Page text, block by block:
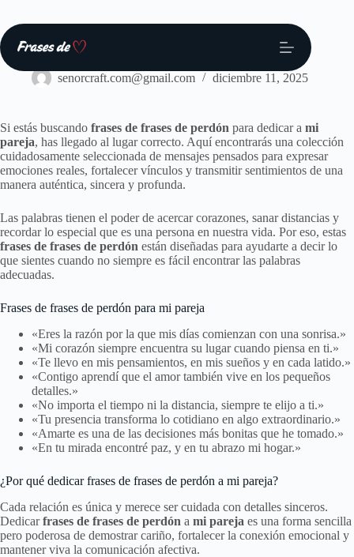
contenido
Frases
senorcraft.com@gmail.com diciembre 11, 2025
Si estás buscando frases de frases de perdón para dedicar a mi
pareja, has llegado al lugar correcto. Aquí encontrarás una colección
cuidadosamente seleccionada de mensajes pensados para expresar
emociones reales, fortalecer vínculos y transmitir sentimientos de una
manera auténtica, sincera y profunda.
Las palabras tienen el poder de acercar corazones, sanar distancias y
recordar lo especial que es una persona en nuestra vida. Por eso, estas
frases de frases de perdón están diseñadas para ayudarte a decir lo
que sientes cuando no siempre es fácil encontrar las palabras
adecuadas.
Frases de frases de perdón para mi pareja
«Eres la razón por la que mis días comienzan con una sonrisa.»
«Mi corazón siempre encuentra su lugar cuando piensa en ti.»
«Te llevo en mis pensamientos, en mis sueños y en cada latido.»
«Contigo aprendí que el amor también vive en los pequeños
detalles.»
«No importa el tiempo ni la distancia, siempre te elijo a ti.»
«Tu presencia transforma lo cotidiano en algo extraordinario.»
«Amarte es una de las decisiones más bonitas que he tomado.»
«En tu mirada encontré paz, y en tu abrazo mi hogar.»
¿Por qué dedicar frases de frases de perdón a mi pareja?
Cada relación es única y merece ser cuidada con detalles sinceros.
Dedicarfrases de frases de perdón a mi pareja es una forma sencilla
pero poderosa de demostrar cariño, fortalecer la conexión emocional y
mantener viva la comunicación afectiva.